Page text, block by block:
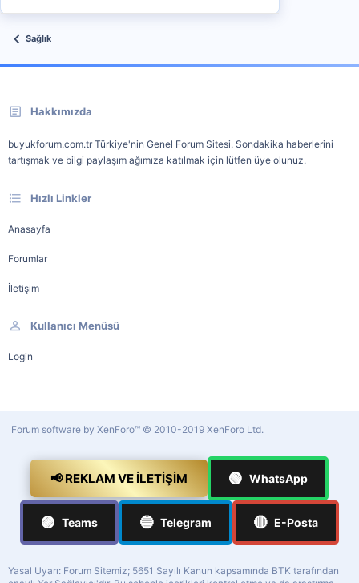
Sağlık
Hakkımızda
buyukforum.com.tr Türkiye'nin Genel Forum Sitesi. Sondakika haberlerini
tartışmak ve bilgi paylaşım ağımıza katılmak için lütfen üye olunuz.
Hızlı Linkler
Anasayfa
Forumlar
İletişim
Kullanıcı Menüsü
Login
Forum software by XenForo™ © 2010-2019 XenForo Ltd.
📢 REKLAM VE İLETIŞIM 🟢 WhatsApp
🟣 Teams 🔵 Telegram 🔴 E-Posta
Yasal Uyarı: Forum Sitemiz; 5651 Sayılı Kanun kapsamında BTK tarafından